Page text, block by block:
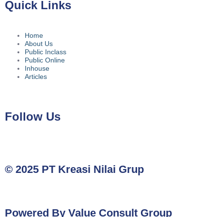
Quick Links
Home
About Us
Public Inclass
Public Online
Inhouse
Articles
Follow Us
© 2025 PT Kreasi Nilai Grup
Powered By Value Consult Group